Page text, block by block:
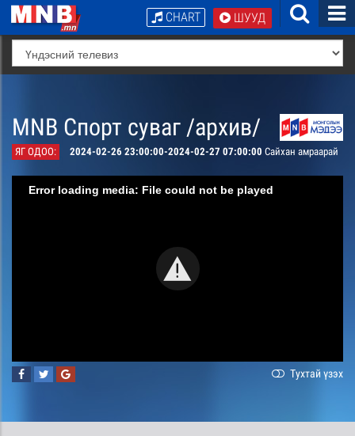
ШУУД
CHART
MNB Спорт суваг /архив/
ЯГ ОДОО: 2024-02-26 23:00:00-2024-02-27 07:00:00 Сайхан амраарай
Error loading media: File could not be played
Тухтай үзэх